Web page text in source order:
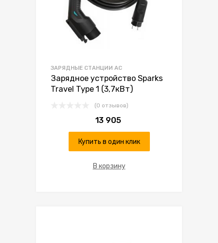
ЗАРЯДНЫЕ СТАНЦИИ AC
Зарядное устройство Sparks
Travel Type 1 (3,7кВт)
(0 отзывов)
13 905
Купить в один клик
В корзину